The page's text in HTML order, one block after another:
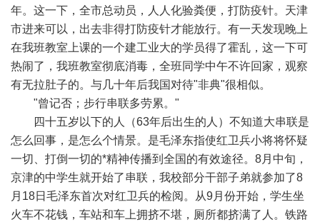
年。这一下，全市总动员，人人化验粪便，打防疫针。天津
市进来可以，出去非得打防疫针才能放行。有一天发现晚上
在我班教室上课的一个建工业大的学员得了霍乱，这一下可
热闹了，我班教室彻底消毒，全班同学中午不许回家，观察
有无拉肚子的。与几十年后我国对待"非典"很相似。
"曾记否；步行串联多劳累。"
四十五岁以下的人（63年后出生的人）不知道大串联是
怎么回事，是怎么个情景。是毛泽东指使红卫兵小将将怀疑
一切、打倒一切的*精神传播到全国的有效途径。8月中旬，
京津的中学生就开始了串联，我校部分干部子弟就参加了8
月18日毛泽东首次对红卫兵的检阅。从9月份开始，学生坐
火车不花钱，车站和车上拥挤不堪，厕所都挤满了人。铁路